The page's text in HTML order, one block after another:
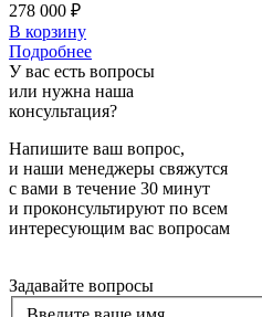
278 000 ₽
В корзину
Подробнее
У вас есть вопросы
или нужна наша
консультация?
Напишите ваш вопрос,
и наши менеджеры свяжутся
с вами в течение 30 минут
и проконсультируют по всем
интересующим вас вопросам
Задавайте вопросы